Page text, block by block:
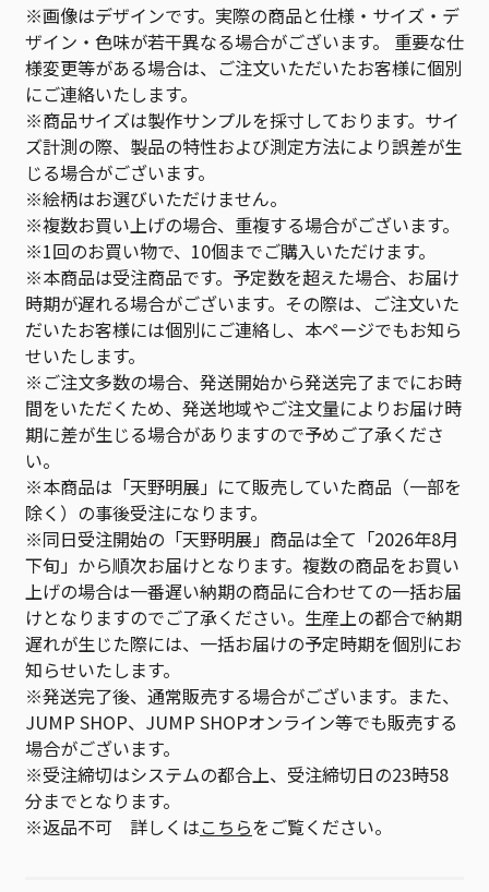
※画像はデザインです。実際の商品と仕様・サイズ・デ
ザイン・色味が若干異なる場合がございます。 重要な仕
様変更等がある場合は、ご注文いただいたお客様に個別
にご連絡いたします。
※商品サイズは製作サンプルを採寸しております。サイ
ズ計測の際、製品の特性および測定方法により誤差が生
じる場合がございます。
※絵柄はお選びいただけません。
※複数お買い上げの場合、重複する場合がございます。
※1回のお買い物で、10個までご購入いただけます。
※本商品は受注商品です。予定数を超えた場合、お届け
時期が遅れる場合がございます。その際は、ご注文いた
だいたお客様には個別にご連絡し、本ページでもお知ら
せいたします。
※ご注文多数の場合、発送開始から発送完了までにお時
間をいただくため、発送地域やご注文量によりお届け時
期に差が生じる場合がありますので予めご了承くださ
い。
※本商品は「天野明展」にて販売していた商品（一部を
除く）の事後受注になります。
※同日受注開始の「天野明展」商品は全て「2026年8月
下旬」から順次お届けとなります。複数の商品をお買い
上げの場合は一番遅い納期の商品に合わせての一括お届
けとなりますのでご了承ください。生産上の都合で納期
遅れが生じた際には、一括お届けの予定時期を個別にお
知らせいたします。
※発送完了後、通常販売する場合がございます。また、
JUMP SHOP、JUMP SHOPオンライン等でも販売する
場合がございます。
※受注締切はシステムの都合上、受注締切日の23時58
分までとなります。
※返品不可 詳しくはこちらをご覧ください。